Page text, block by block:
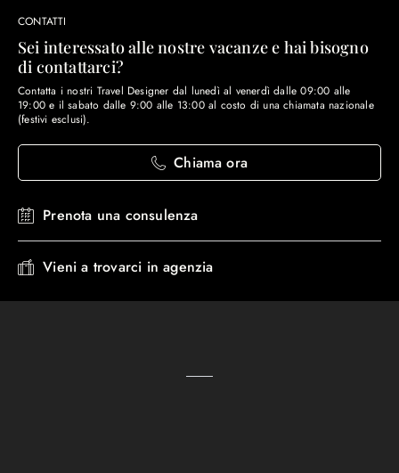
CONTATTI
Sei interessato alle nostre vacanze e hai bisogno
di contattarci?
Contatta i nostri Travel Designer dal lunedì al venerdì dalle 09:00 alle
19:00 e il sabato dalle 9:00 alle 13:00 al costo di una chiamata nazionale
(festivi esclusi).
Chiama ora
Prenota una consulenza
Vieni a trovarci in agenzia